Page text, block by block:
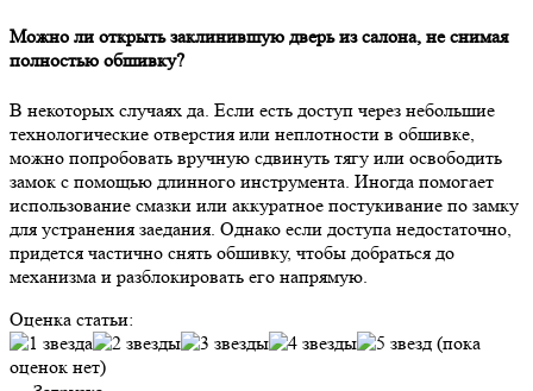
Можно ли открыть заклинившую дверь из салона, не снимая
полностью обшивку?
В некоторых случаях да. Если есть доступ через небольшие
технологические отверстия или неплотности в обшивке,
можно попробовать вручную сдвинуть тягу или освободить
замок с помощью длинного инструмента. Иногда помогает
использование смазки или аккуратное постукивание по замку
для устранения заедания. Однако если доступа недостаточно,
придется частично снять обшивку, чтобы добраться до
механизма и разблокировать его напрямую.
Оценка статьи:
(пока
оценок нет)